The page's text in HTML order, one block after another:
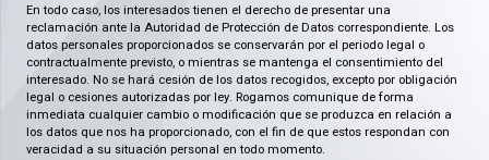
En todo caso, los interesados tienen el derecho de presentar una
reclamación ante la Autoridad de Protección de Datos correspondiente. Los
datos personales proporcionados se conservarán por el periodo legal o
contractualmente previsto, o mientras se mantenga el consentimiento del
interesado. No se hará cesión de los datos recogidos, excepto por obligación
legal o cesiones autorizadas por ley. Rogamos comunique de forma
inmediata cualquier cambio o modificación que se produzca en relación a
los datos que nos ha proporcionado, con el fin de que estos respondan con
veracidad a su situación personal en todo momento.